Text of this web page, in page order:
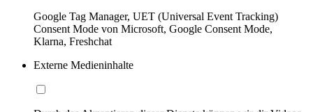
Google Tag Manager, UET (Universal Event Tracking)
Consent Mode von Microsoft, Google Consent Mode,
Klarna, Freshchat
Externe Medieninhalte